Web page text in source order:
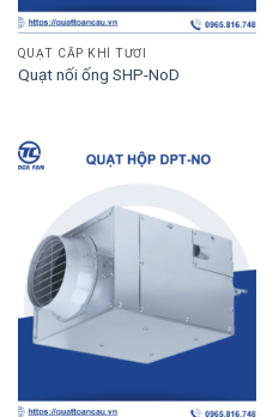
QUẠT CẤP KHÍ TƯƠI
Quạt nối ống SHP-NoD